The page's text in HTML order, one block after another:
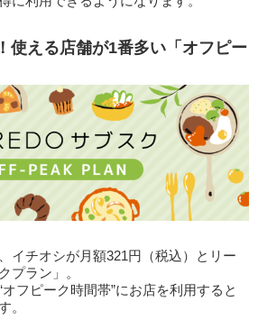
使える店舗が1番多い「オフピー
イチオシが月額321円（税込）とリー
プラン」。
フピーク時間帯”にお店を利用すると
。